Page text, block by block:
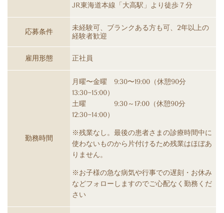
JR東海道本線「大高駅」より徒歩７分
応募条件
未経験可、ブランクある方も可、2年以上の
経験者歓迎
雇用形態 正社員
勤務時間
月曜〜金曜 9:30〜19:00（休憩90分
13:30~15:00）
​土曜 9:30～17:00（休憩90分
12:30~14:00）
※残業なし。最後の患者さまの診療時間中に
使わないものから片付けるため残業はほぼあ
りません。
※お子様の急な病気や行事での遅刻・お休み
などフォローしますのでご心配なく勤務くだ
さい